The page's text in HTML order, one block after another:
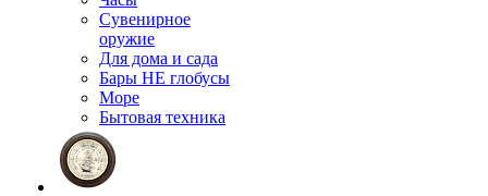
Сувенирное
оружие
Для дома и сада
Бары НЕ глобусы
Море
Бытовая техника